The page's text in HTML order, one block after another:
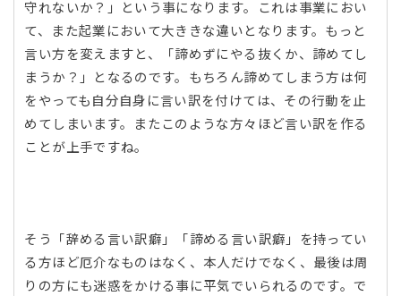
守れないか？」という事になります。これは事業におい
て、また起業において大ききな違いとなります。もっと
言い方を変えますと、「諦めずにやる抜くか、諦めてし
まうか？」となるのです。もちろん諦めてしまう方は何
をやっても自分自身に言い訳を付けては、その行動を止
めてしまいます。またこのような方々ほど言い訳を作る
ことが上手ですね。
そう「辞める言い訳癖」「諦める言い訳癖」を持ってい
る方ほど厄介なものはなく、本人だけでなく、最後は周
りの方にも迷惑をかける事に平気でいられるのです。で